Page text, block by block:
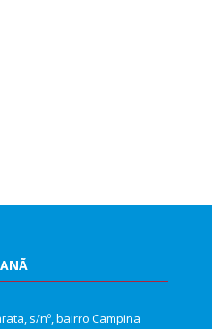
s/nº, bairro Campina